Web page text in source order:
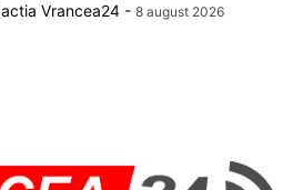
Vrancea24 - 8 august 2026